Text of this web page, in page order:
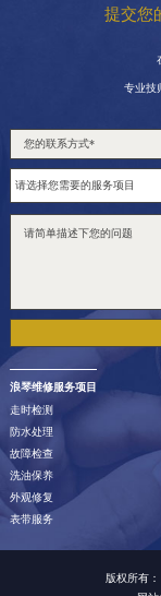
提交您
专业技
浪琴维修服务项目
走时检测
防水处理
故障检查
洗油保养
外观修复
表带服务
版权所有：